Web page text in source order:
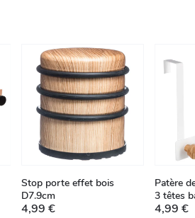
Stop porte effet bois
D7.9cm
4,99 €
Patère
3 têtes
4,99 €